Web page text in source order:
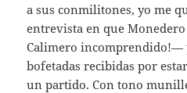
a sus conmilitones, yo me
entrevista en que
Calimero incomprendido!—
bofetadas recibidas por
un partido. Con tono